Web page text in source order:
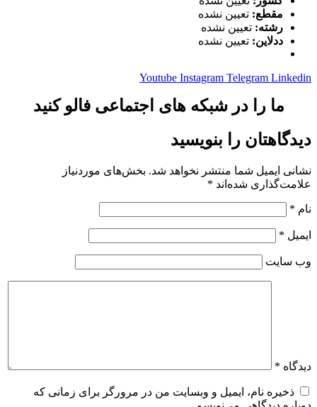
مقطع: تعیین نشده
رشته: تعیین نشده
ددلاین: تعیین نشده
Youtube Instagram Telegram Linkedin
ما را در شبکه های اجتماعی فالو کنید
دیدگاهتان را بنویسید
نشانی ایمیل شما منتشر نخواهد شد. بخش‌های موردنیاز
علامت‌گذاری شده‌اند *
نام *
ایمیل *
وب‌ سایت
دیدگاه *
ذخیره نام، ایمیل و وبسایت من در مرورگر برای زمانی که